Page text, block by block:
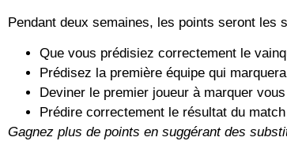
Pendant deux semaines, les points seront les
Que vous prédisiez correctement le
Prédisez la première équipe qui
Deviner le premier joueur à marquer
Prédire correctement le résultat du
Gagnez plus de points en suggérant des